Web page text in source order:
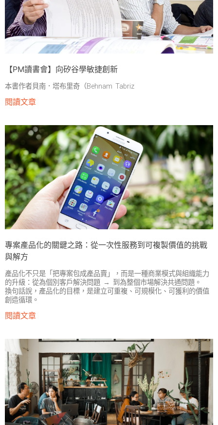
【PM讀書會】向矽谷學敏捷創新
本書作者貝南．塔布里奇（Behnam Tabriz
閱讀文章
專案產品化的關鍵之路：從一次性服務到可複製價值的挑戰
與解方
產品化不只是「把專案包成產品賣」，而是一種商業模式與組織能力
的升級：從為個別客戶解決問題 → 到為整個市場解決共通問題。
換句話說，產品化的目標，是建立可重複、可規模化、可獲利的價值
創造循環。
閱讀文章